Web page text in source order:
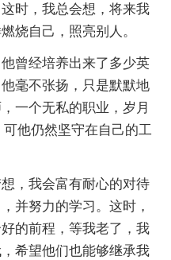
时，我总会想，将来我
烧自己，照亮别人。
曾经培养出来了多少英
毫不张扬，只是默默地
一个无私的职业，岁月
他仍然坚守在自己的工
，我会富有耐心的对待
并努力的学习。这时，
的前程，等我老了，我
希望他们也能够继承我